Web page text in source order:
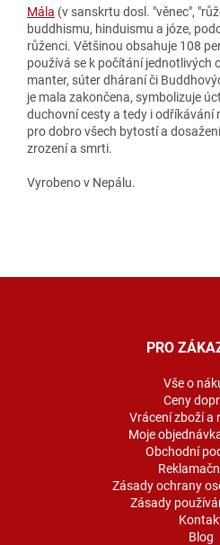
Mála (v sanskrtu dosl. "věnec",
buddhismu, hinduismu a józe,
růženci. Většinou obsahuje 108
používá se k počítání jednotlivých
manter, súter dháraní či
je mala zakončena, symbolizuje
duchovní cesty a tedy i odříkávání
pro dobro všech bytostí a
zrození a smrti.
Vyrobeno v Nepálu.
PRO
Vše o
Ceny
Vrácení zboží a
Moje
Obchodní
Zásady ochrany
Zásady
Blog